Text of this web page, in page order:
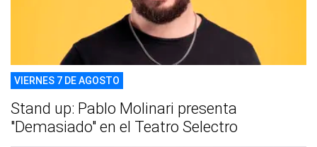
VIERNES 7 DE AGOSTO
Stand up: Pablo Molinari presenta
"Demasiado" en el Teatro Selectro